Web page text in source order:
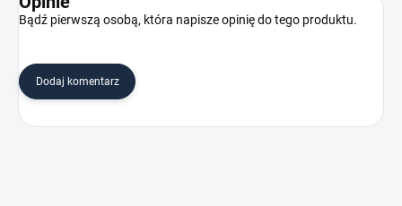
Bądź pierwszą osobą, która napisze opinię do tego produktu.
Dodaj komentarz